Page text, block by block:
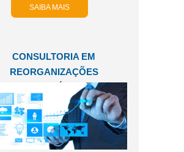
SAIBA MAIS
CONSULTORIA EM
REORGANIZAÇÕES
SOCIETÁRIAS